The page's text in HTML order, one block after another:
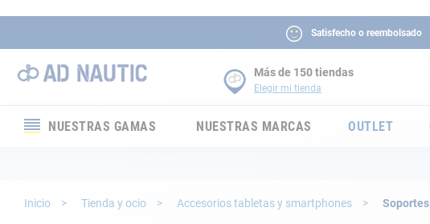
Satisfecho o reembolsado
Más de 150 tiendas
Elegir mi tienda
NUESTRAS GAMAS
Electricidad
NUESTRAS MARCAS OUTLET
Inicio Tienda y ocio Accesorios tabletas y smartphones